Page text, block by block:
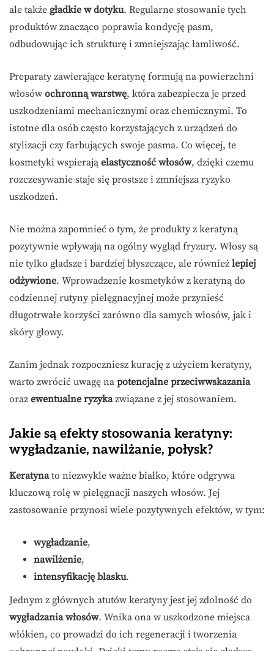
ale także gładkie w dotyku. Regularne stosowanie tych
produktów znacząco poprawia kondycję pasm,
odbudowując ich strukturę i zmniejszając łamliwość.
Preparaty zawierające keratynę formują na powierzchni
włosów ochronną warstwę, która zabezpiecza je przed
uszkodzeniami mechanicznymi oraz chemicznymi. To
istotne dla osób często korzystających z urządzeń do
stylizacji czy farbujących swoje pasma. Co więcej, te
kosmetyki wspierają elastyczność włosów, dzięki czemu
rozczesywanie staje się prostsze i zmniejsza ryzyko
uszkodzeń.
Nie można zapomnieć o tym, że produkty z keratyną
pozytywnie wpływają na ogólny wygląd fryzury. Włosy są
nie tylko gładsze i bardziej błyszczące, ale również lepiej
odżywione. Wprowadzenie kosmetyków z keratyną do
codziennej rutyny pielęgnacyjnej może przynieść
długotrwałe korzyści zarówno dla samych włosów, jak i
skóry głowy.
Zanim jednak rozpoczniesz kurację z użyciem keratyny,
warto zwrócić uwagę na potencjalne przeciwwskazania
oraz ewentualne ryzykazwiązane z jej stosowaniem.
Jakie są efekty stosowania keratyny:
wygładzanie, nawilżanie, połysk?
Keratynato niezwykle ważne białko, które odgrywa
kluczową rolę w pielęgnacji naszych włosów. Jej
zastosowanie przynosi wiele pozytywnych efektów, w tym:
wygładzanie,
nawilżenie,
intensyfikację blasku.
Jednym z głównych atutów keratyny jest jej zdolność do
wygładzania włosów. Wnika ona w uszkodzone miejsca
włókien, co prowadzi do ich regeneracji i tworzenia